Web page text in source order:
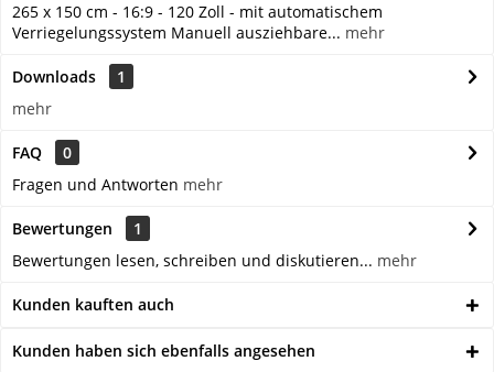
265 x 150 cm - 16:9 - 120 Zoll - mit automatischem
Verriegelungssystem Manuell ausziehbare... mehr
Downloads
1
mehr
FAQ
0
Fragen und Antworten mehr
Bewertungen
1
Bewertungen lesen, schreiben und diskutieren... mehr
Kunden kauften auch
Kunden haben sich ebenfalls angesehen